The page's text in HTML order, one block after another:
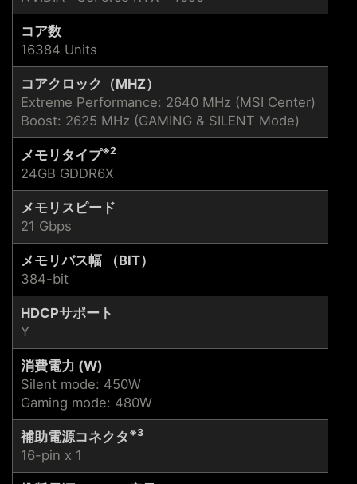
コア数
16384 Units
コアクロック（MHZ）
Extreme Performance: 2640 MHz (MSI Center)
Boost: 2625 MHz (GAMING & SILENT Mode)
メモリタイプ※2
24GB GDDR6X
メモリスピード
21 Gbps
メモリバス幅 （BIT）
384-bit
HDCPサポート
Y
消費電力 (W)
Silent mode: 450W
Gaming mode: 480W
補助電源コネクタ ※3
16-pin x 1